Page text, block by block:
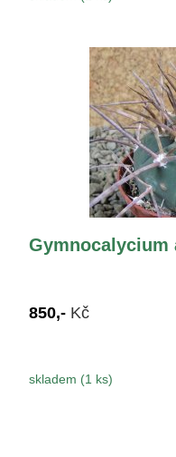
Gymnocalycium
850,- Kč
skladem (1 ks)